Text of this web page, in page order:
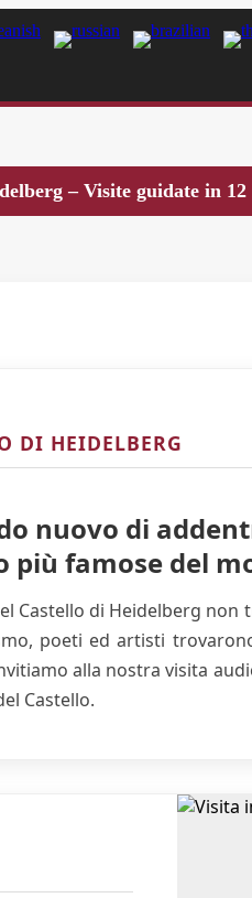
– Visite guidate in 12
DI HEIDELBERG
nuovo di
più famose del
Castello di Heidelberg
poeti ed artisti
alla nostra visita
Castello.